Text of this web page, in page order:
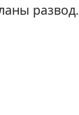
развод.